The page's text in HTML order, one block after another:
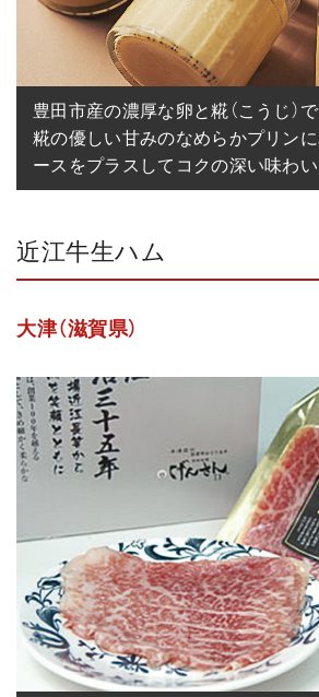
豊田市産の濃厚な卵と糀（こうじ）
糀の優しい甘みのなめらかプリン
ースをプラスしてコクの深い味わい
近江牛生ハム
大津（滋賀県）